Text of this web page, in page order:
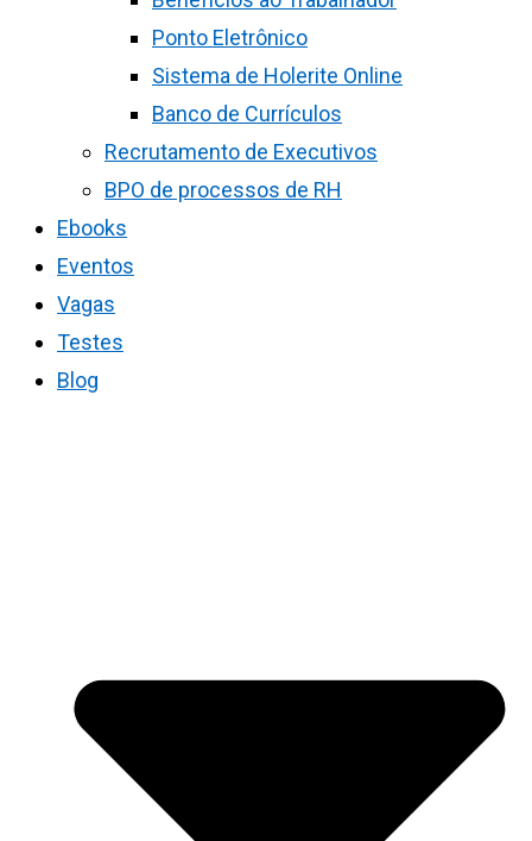
Ponto Eletrônico
Sistema de Holerite Online
Banco de Currículos
Recrutamento de Executivos
BPO de processos de RH
Ebooks
Eventos
Vagas
Testes
Blog